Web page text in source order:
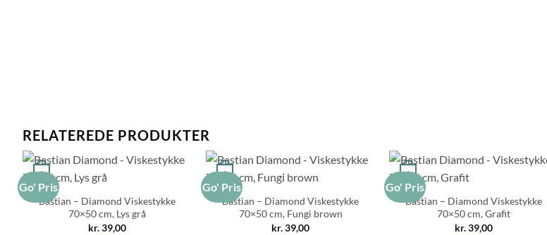
RELATEREDE PRODUKTER
Go' Pris
+
Bastian – Diamond Viskestykke
70×50 cm, Lys grå
kr.39,00
Go' Pris
+
Bastian – Diamond Viskestykke
70×50 cm, Fungi brown
kr.39,00
Go' Pris
+
Bastian – Diamond Viskestykke
70×50 cm, Grafit
kr.39,00